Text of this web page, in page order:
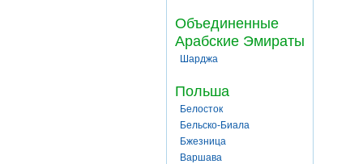
Объединенные
Арабские Эмираты
Шарджа
Польша
Белосток
Бельско-Биала
Бжезница
Варшава